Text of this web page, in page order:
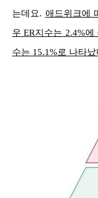
는데요. 애드위크에
우 ER지수는 2.4%에
수는 15.1%로 나타